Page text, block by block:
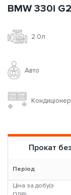
BMW 330i
2.0л
Авто
Кондиціонер
Прокат
Період
Ціна за добу(з